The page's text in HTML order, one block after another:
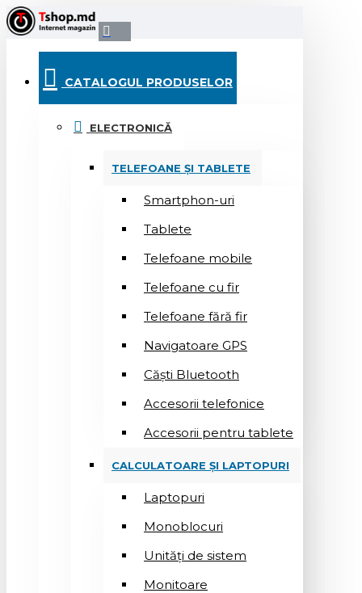
CATALOGUL PRODUSELOR
ELECTRONICĂ
TELEFOANE ȘI TABLETE
Smartphon-uri
Tablete
Telefoane mobile
Telefoane cu fir
Telefoane fără fir
Navigatoare GPS
Căști Bluetooth
Accesorii telefonice
Accesorii pentru tablete
CALCULATOARE ȘI LAPTOPURI
Laptopuri
Monoblocuri
Unități de sistem
Monitoare